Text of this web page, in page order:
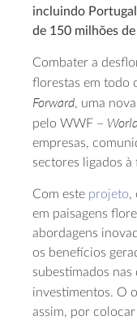
incluindo
de 150 milhões
Combater a
florestas em todo
Forward, uma
pelo WWF –
empresas,
sectores ligados à
Com este projeto,
em paisagens
abordagens
os benefícios
subestimados nas
investimentos. O
assim, por